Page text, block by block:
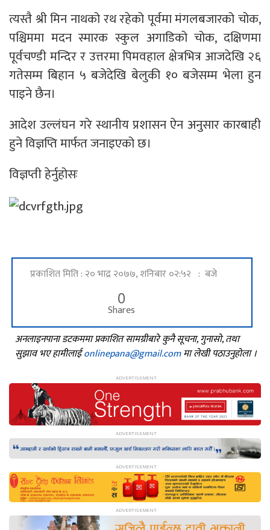
त्यस्तै श्री मिन नाथको रथ रहेको पूर्वमा मंगलबजारको चोक,
पश्चिममा मदन स्मारक स्कुल अगाडिको चोक, दक्षिणमा
पूर्वचण्डी मन्दिर र उत्तरमा पिमवहाल क्षेत्रभित्र आजदेखि २६
गतेसम्म बिहान ५ बजेदेखि बेलुकी १० बजेसम्म भेला हुन
पाइने छैन।
आदेश उल्लंघन गरे स्थानीय प्रशासन ऐन अनुसार कारबाही
हुने विज्ञप्ति मार्फत जनाइएको छ।
विज्ञप्ती हेर्नुहोसः
प्रकाशित मिति : २० भाद्र २०७७, शनिबार ०२:५२ : बजे
0
Shares
अनलाइनपाना डटकममा प्रकाशित सामग्रीबारे कुनै सूचना, गुनासो, तथा
सुझाव भए हामीलाईonlinepana@gmail.comमा लेखी पठाउनुहोला ।